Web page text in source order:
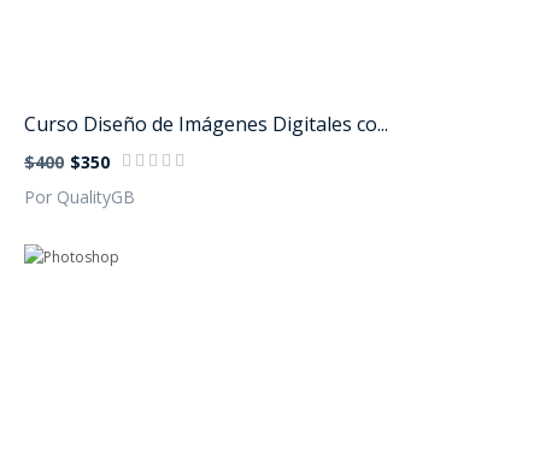
Curso Diseño de Imágenes Digitales co...
$400 $350
Por QualityGB